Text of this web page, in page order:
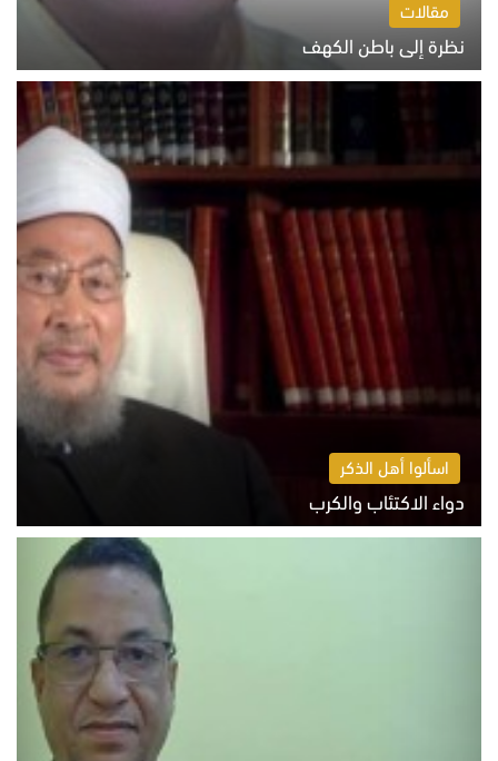
مقالات
نظرة إلى باطن الكهف
السبت 8 أغسطس 2026 11:04 ص
اسألوا أهل الذكر
دواء الاكتئاب والكرب
السبت 8 أغسطس 2026 10:54 ص